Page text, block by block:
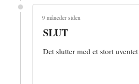
9 måneder siden
SLUT
Det slutter med et stort